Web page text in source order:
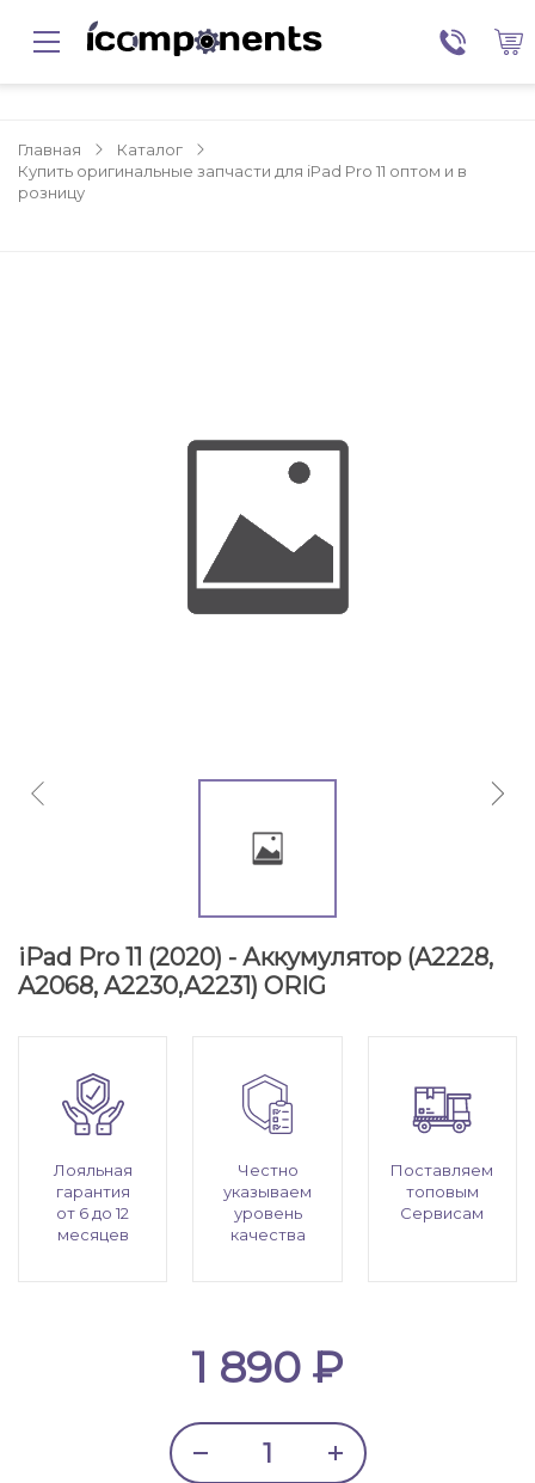
Главная
Каталог
Купить оригинальные запчасти для iPad Pro 11 оптом и в
розницу
iPad Pro 11 (2020) - Аккумулятор (A2228,
A2068, A2230,A2231) ORIG
Лояльная
гарантия
от 6 до 12
месяцев
Честно
указываем
уровень
качества
Поставляем
топовым
Сервисам
1 890 ₽